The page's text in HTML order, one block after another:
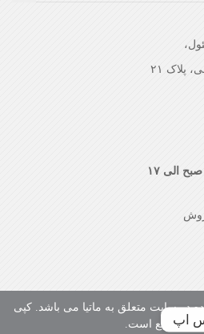
پلاک ۲۱
در سایت متعلق به ماتیا می باشد. کپی
بلامانع است.
اپ